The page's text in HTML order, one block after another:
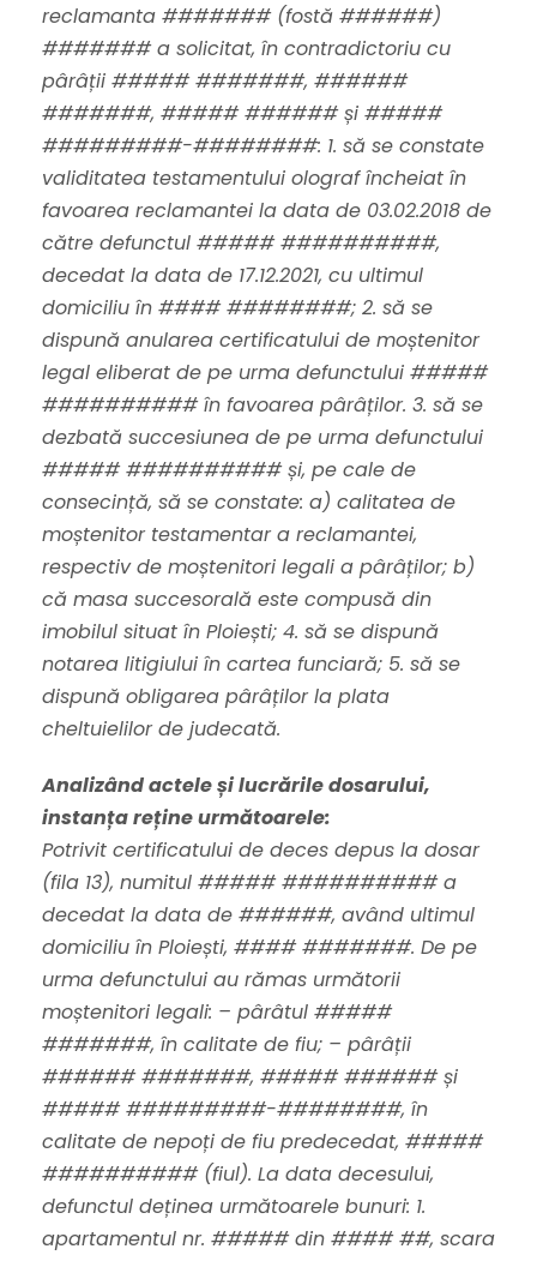
reclamanta ####### (fostă ######)
####### a solicitat, în contradictoriu cu
pârâții ##### #######, ######
#######, ##### ###### și #####
#########-########: 1. să se constate
validitatea testamentului olograf încheiat în
favoarea reclamantei la data de 03.02.2018 de
către defunctul ##### ##########,
decedat la data de 17.12.2021, cu ultimul
domiciliu în #### ########; 2. să se
dispună anularea certificatului de moștenitor
legal eliberat de pe urma defunctului #####
########## în favoarea pârâților. 3. să se
dezbată succesiunea de pe urma defunctului
##### ########## și, pe cale de
consecință, să se constate: a) calitatea de
moștenitor testamentar a reclamantei,
respectiv de moștenitori legali a pârâților; b)
că masa succesorală este compusă din
imobilul situat în Ploiești; 4. să se dispună
notarea litigiului în cartea funciară; 5. să se
dispună obligarea pârâților la plata
cheltuielilor de judecată.
Analizând actele și lucrările dosarului,
instanța reține următoarele:
Potrivit certificatului de deces depus la dosar
(fila 13), numitul ##### ########## a
decedat la data de ######, având ultimul
domiciliu în Ploiești, #### #######. De pe
urma defunctului au rămas următorii
moștenitori legali: – pârâtul #####
#######, în calitate de fiu; – pârâții
###### #######, ##### ###### și
##### #########-########, în
calitate de nepoți de fiu predecedat, #####
########## (fiul). La data decesului,
defunctul deținea următoarele bunuri: 1.
apartamentul nr. ##### din #### ##, scara